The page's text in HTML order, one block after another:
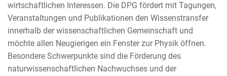
wirtschaftlichen Interessen. Die DPG fördert mit Tagungen,
Veranstaltungen und Publikationen den Wissenstransfer
innerhalb der wissenschaftlichen Gemeinschaft und
möchte allen Neugierigen ein Fenster zur Physik öffnen.
Besondere Schwerpunkte sind die Förderung des
naturwissenschaftlichen Nachwuchses und der